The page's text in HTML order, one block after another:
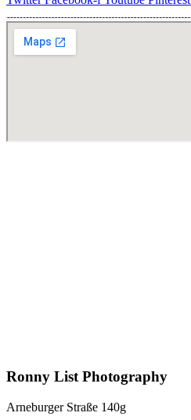
Ronny List Photography
Arneburger Straße 140g